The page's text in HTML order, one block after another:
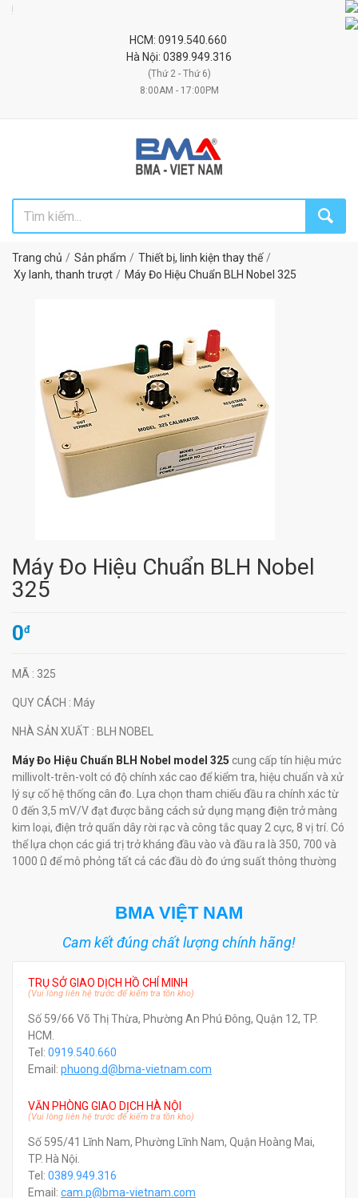
Đối
HCM: 0919.540.660
Hà Nội: 0389.949.316
(Thứ 2 - Thứ 6)
8:00AM - 17:00PM
Trang chủ Sản phẩm
Thiết bị, linh kiện thay thế
Xy lanh, thanh trượt
Máy Đo Hiệu Chuẩn BLH Nobel 325
Máy Đo Hiệu Chuẩn BLH Nobel
325
0đ
MÃ : 325
QUY CÁCH : Máy
NHÀ SẢN XUẤT : BLH NOBEL
Máy Đo Hiệu Chuẩn BLH Nobel model 325 cung cấp tín hiệu mức
millivolt-trên-volt có độ chính xác cao để kiểm tra, hiệu chuẩn và xử
lý sự cố hệ thống cân đo. Lựa chọn tham chiếu đầu ra chính xác từ
0 đến 3,5 mV/V đạt được bằng cách sử dụng mạng điện trở màng
kim loại, điện trở quấn dây rời rạc và công tắc quay 2 cực, 8 vị trí. Có
thể lựa chọn các giá trị trở kháng đầu vào và đầu ra là 350, 700 và
1000 Ω để mô phỏng tất cả các đầu dò đo ứng suất thông thường
BMA VIỆT NAM
Cam kết đúng chất lượng chính hãng!
TRỤ SỞ GIAO DỊCH HỒ CHÍ MINH
(Vui lòng liên hệ trước để kiểm tra tồn kho)
Số 59/66 Võ Thị Thừa, Phường An Phú Đông, Quận 12, TP.
HCM.
Tel: 0919.540.660
Email: phuong.d@bma-vietnam.com
VĂN PHÒNG GIAO DỊCH HÀ NỘI
(Vui lòng liên hệ trước để kiểm tra tồn kho)
Số 595/41 Lĩnh Nam, Phường Lĩnh Nam, Quận Hoàng Mai,
TP. Hà Nội.
Tel: 0389.949.316
Email: cam.p@bma-vietnam.com